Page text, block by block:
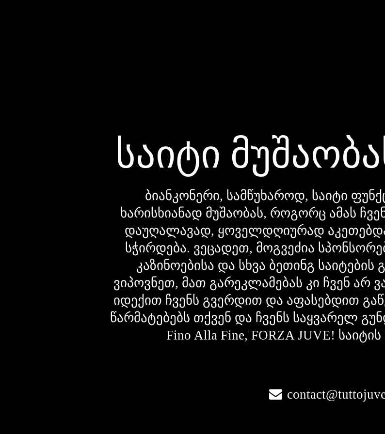
საიტი
ბიანკონერი, სამწუხაროდ, საიტი
ხარისხიანად მუშაობას, როგორც ამას
დაუღალავად, ყოველდღიურად
სჭირდება. ვეცადეთ, მოგვეძია
კაზინოებისა და სხვა ბეთინგ
ვიპოვნეთ, მათ გარეკლამებას კი ჩვენ არ
იდექით ჩვენს გვერდით და აფასებდით
წარმატებებს თქვენ და ჩვენს საყვარელ
Fino Alla Fine, FORZA JUVE!